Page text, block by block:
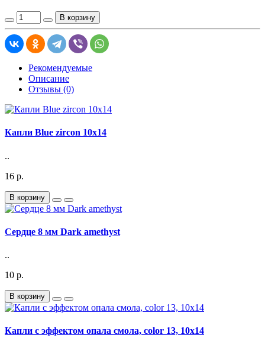
В корзину
Рекомендуемые
Описание
Отзывы (0)
Капли Blue zircon 10x14
..
16 р.
В корзину
Сердце 8 мм Dark amethyst
..
10 р.
В корзину
Капли с эффектом опала смола, color 13, 10x14